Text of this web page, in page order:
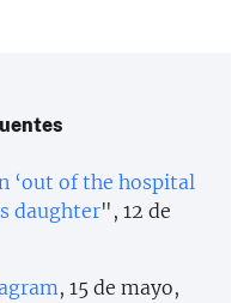
‘out of the hospital
daughter", 12 de
, 15 de mayo,